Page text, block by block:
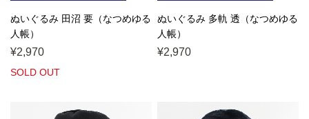
ぬいぐるみ 田沼 要（なつめゆる
人帳）
¥2,970
SOLD OUT
ぬいぐるみ 多軌 透（なつめゆる
人帳）
¥2,970